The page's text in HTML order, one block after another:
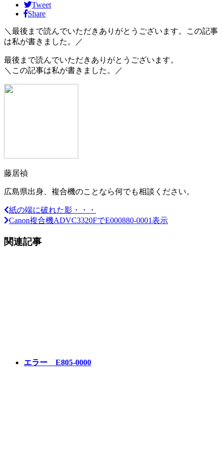
Tweet
Share
＼最後まで読んでいただきありがとうございます。この記事
は私が書きました。／
最後まで読んでいただきありがとうございます。
＼この記事は私が書きました。／
藤居禎
広島県出身、複合機のことなら何でも相談ください。
紙の端に破れた影・・・
Canon複合機ADVC3320FでE000880‐0001表示
関連記事
エラー E805-0000